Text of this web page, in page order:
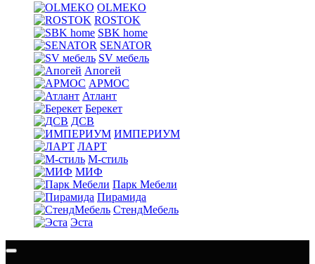
OLMEKO
ROSTOK
SBK home
SENATOR
SV мебель
Апогей
АРМОС
Атлант
Берекет
ДСВ
ИМПЕРИУМ
ЛАРТ
М-стиль
МИФ
Парк Мебели
Пирамида
СтендМебель
Эста